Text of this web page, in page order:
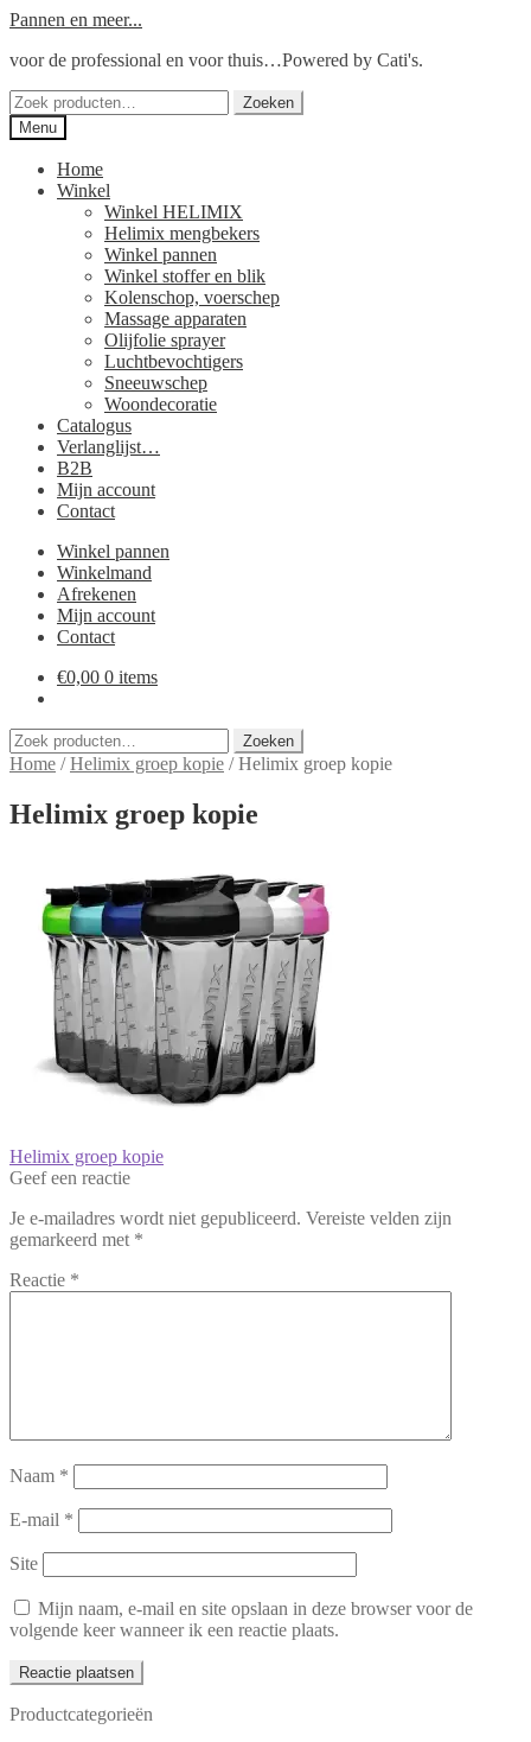
Ga
naar
Ga
de
Pannen en meer...
voor de professional en voor thuis…Powered by Cati's.
Zoeken
naar:
Zoeken
Menu
Home
Winkel
Winkel HELIMIX
Helimix mengbekers
Winkel pannen
Winkel stoffer en blik
Kolenschop, voerschep
Massage apparaten
Olijfolie sprayer
Luchtbevochtigers
Sneeuwschep
Woondecoratie
Catalogus
Verlanglijst…
B2B
Mijn account
Contact
Winkel pannen
Winkelmand
Afrekenen
Mijn account
Contact
€0,00 0 items
Zoeken
naar:
Zoeken
Home /Helimix groep kopie /Helimix groep kopie
Helimix groep kopie
Bericht
navigatie
Vorig
bericht:
Helimix groep kopie
Geef een reactie
Je e-mailadres wordt niet gepubliceerd. Vereiste velden zijn
gemarkeerd met *
Reactie *
Naam *
E-mail *
Site
Mijn naam, e-mail en site opslaan in deze browser voor de
volgende keer wanneer ik een reactie plaats.
Productcategorieën